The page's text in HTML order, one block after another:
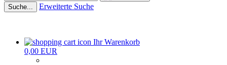
Suche... Erweiterte Suche
Ihr Warenkorb
0,00 EUR